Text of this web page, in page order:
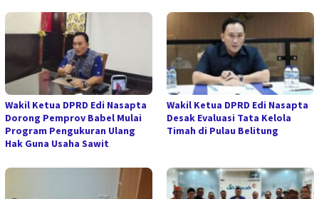
Wakil Ketua DPRD Edi Nasapta
Dorong Pemprov Babel Mulai
Program Pengukuran Ulang
Hak Guna Usaha Sawit
Wakil Ketua DPRD Edi Nasapta
Desak Evaluasi Tata Kelola
Timah di Pulau Belitung